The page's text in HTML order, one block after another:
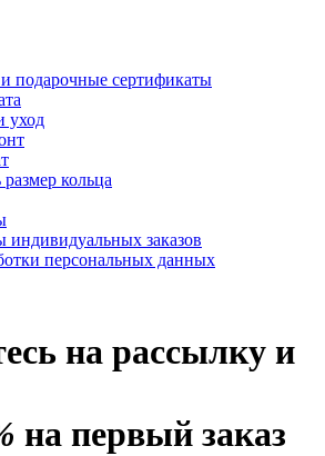
подарочные сертификаты
уход
кольца
индивидуальных заказов
персональных данных
на рассылку и
на первый заказ